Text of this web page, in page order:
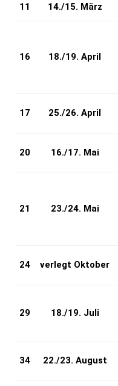
11 14./15. März
16 18./19. April
17 25./26. April
20 16./17. Mai
21 23./24. Mai
24 verlegt Oktober
29 18./19. Juli
34 22./23. August